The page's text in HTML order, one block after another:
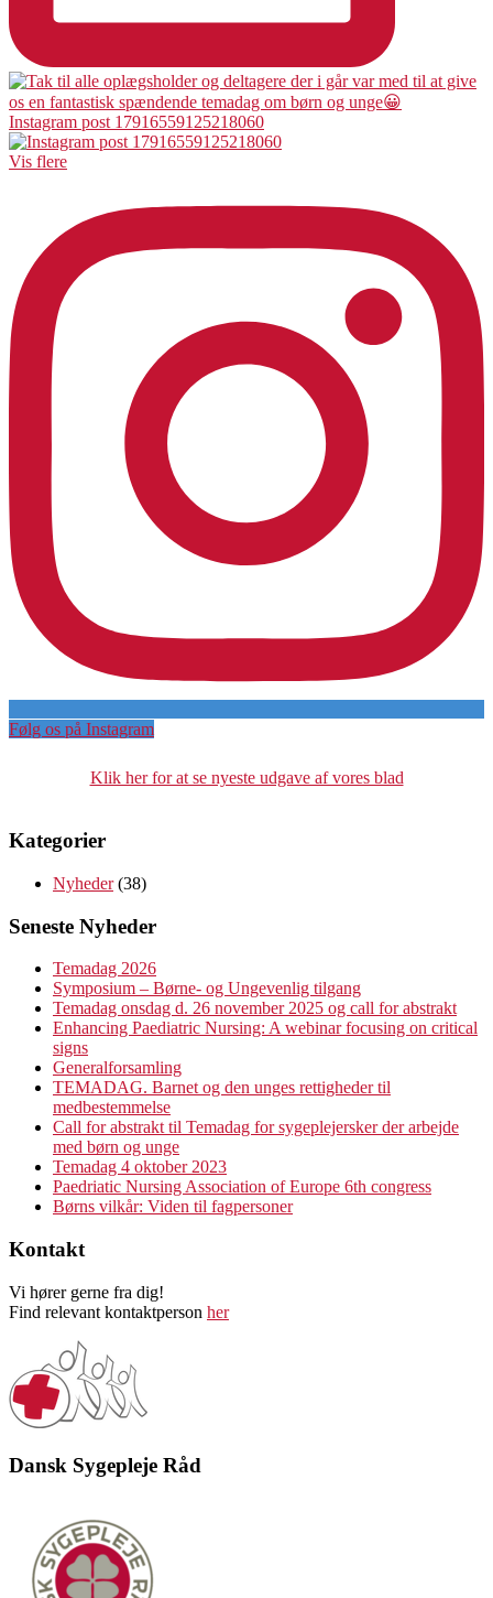
Instagram post 17916559125218060
Vis flere
Følg os på Instagram
Klik her for at se nyeste udgave af vores blad
Kategorier
Nyheder(38)
Seneste Nyheder
Temadag 2026
Symposium – Børne- og Ungevenlig tilgang
Temadag onsdag d. 26 november 2025 og call for abstrakt
Enhancing Paediatric Nursing: A webinar focusing on critical
signs
Generalforsamling
TEMADAG. Barnet og den unges rettigheder til
medbestemmelse
Call for abstrakt til Temadag for sygeplejersker der arbejde
med børn og unge
Temadag 4 oktober 2023
Paedriatic Nursing Association of Europe 6th congress
Børns vilkår: Viden til fagpersoner
Kontakt
Vi hører gerne fra dig!
Find relevant kontaktperson her
Dansk Sygepleje Råd